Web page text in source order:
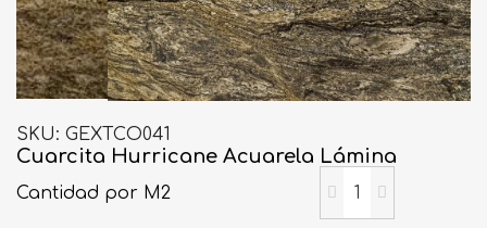
SKU GEXTCO041
Cuarcita Hurricane Acuarela Lámina
Cantidad por M2